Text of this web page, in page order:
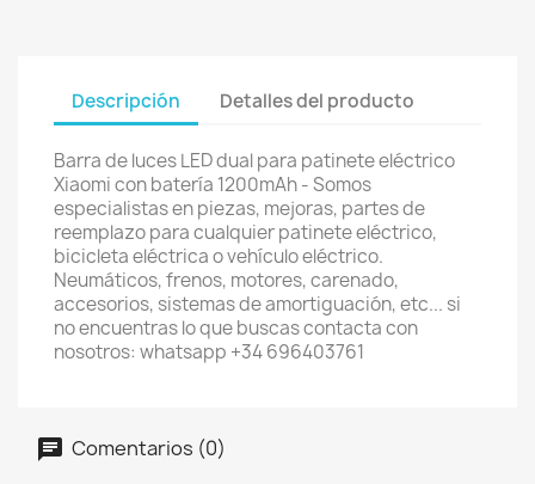
Descripción Detalles del producto
Barra de luces LED dual para patinete eléctrico
Xiaomi con batería 1200mAh - Somos
especialistas en piezas, mejoras, partes de
reemplazo para cualquier patinete eléctrico,
bicicleta eléctrica o vehículo eléctrico.
Neumáticos, frenos, motores, carenado,
accesorios, sistemas de amortiguación, etc... si
no encuentras lo que buscas contacta con
nosotros: whatsapp +34 696403761
Comentarios (0)